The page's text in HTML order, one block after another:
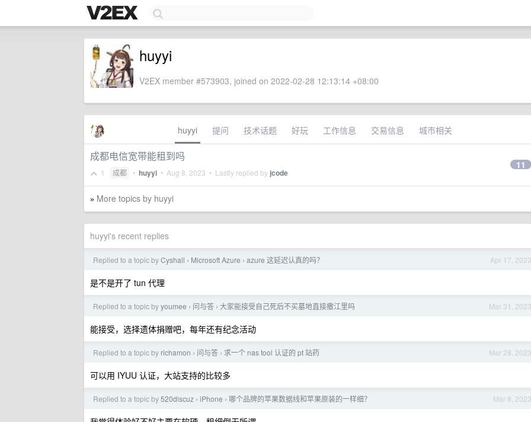
huyyi
V2EX member #573903, joined on 2022-02-28 12:13:14 +08:00
huyyi 提问 技术话题 好玩 工作信息 交易信息 城市相关
成都电信宽带能租到吗
1 成都 • huyyi • Aug 8, 2023 • Lastly replied by jcode
11
» More topics by huyyi
huyyi's recent replies
Apr 17, 2023
Replied to a topic byCyshall › Microsoft Azure › azure 这延迟认真的吗？
是不是开了 tun 代理
Mar 31, 2023
Replied to a topic byyoumee › 问与答 › 大家能接受自己死后不买墓地直接撒江里吗
能接受，选择遗体捐赠吧，每年还有纪念活动
Mar 28, 2023
Replied to a topic by richamon › 问与答 › 求一个 nas tool 认证的 pt 站药
可以用 IYUU 认证，大站支持的比较多
Mar 8, 2023
Replied to a topic by520discuz › iPhone › 哪个品牌的苹果数据线和苹果原装的一样细？